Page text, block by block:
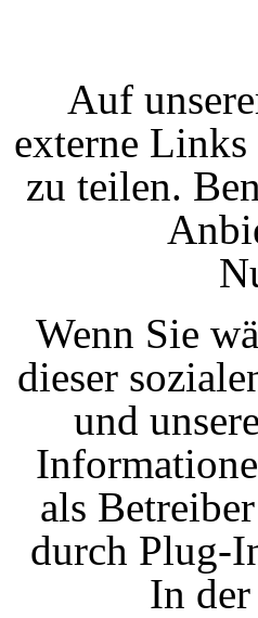
Auf
externe
zu teilen.
Wenn Sie
dieser
und
als
durch Plug-
In